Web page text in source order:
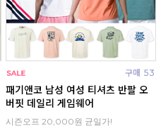
구매 53
패기앤코 남성 여성 티셔츠 반팔 오
버핏 데일리 게임웨어
시즌오프 20,000원 균일가!